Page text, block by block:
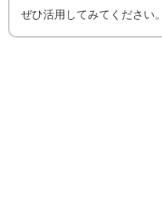
ぜひ活用してみてください。